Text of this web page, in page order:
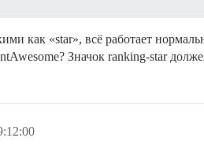
как «star», всё работает
Значок ranking-star